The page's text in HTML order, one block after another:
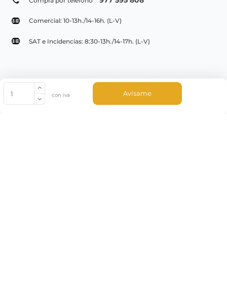
con iva Avísame
Comercial: 10-13h./14-16h. (L-V)
SAT e Incidencias: 8:30-13h./14-17h. (L-V)
© Copyright 2022 PepeBar.com |
Aviso legal y
Condiciones generales de compra |
Blog